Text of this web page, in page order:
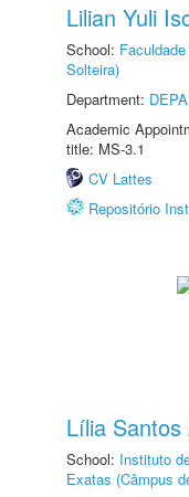
Lilian Yuli
School:
Solteira)
Department:
Academic
title: MS-3.1
CV Lattes
Repositório
Lília Santos
School: Instituto
Exatas (Câmpus